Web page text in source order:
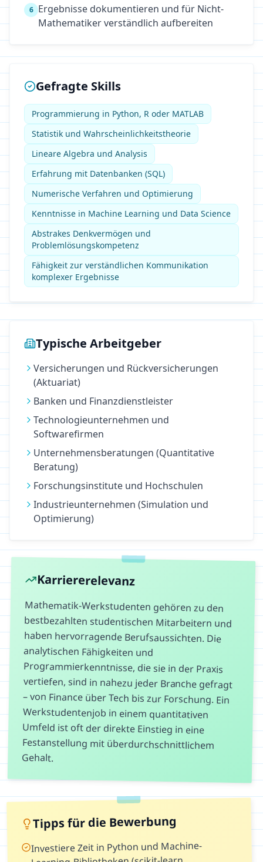
6 Ergebnisse dokumentieren und für Nicht-
Mathematiker verständlich aufbereiten
Gefragte Skills
Programmierung in Python, R oder MATLAB
Statistik und Wahrscheinlichkeitstheorie
Lineare Algebra und Analysis
Erfahrung mit Datenbanken (SQL)
Numerische Verfahren und Optimierung
Kenntnisse in Machine Learning und Data Science
Abstrakes Denkvermögen und
Problemlösungskompetenz
Fähigkeit zur verständlichen Kommunikation
komplexer Ergebnisse
Typische Arbeitgeber
Versicherungen und Rückversicherungen
(Aktuariat)
Banken und Finanzdienstleister
Technologieunternehmen und
Softwarefirmen
Unternehmensberatungen (Quantitative
Beratung)
Forschungsinstitute und Hochschulen
Industrieunternehmen (Simulation und
Optimierung)
Karriererelevanz
Mathematik-Werkstudenten gehören zu den
bestbezahlten studentischen Mitarbeitern und
haben hervorragende Berufsaussichten. Die
analytischen Fähigkeiten und
Programmierkenntnisse, die sie in der Praxis
vertiefen, sind in nahezu jeder Branche gefragt
– von Finance über Tech bis zur Forschung. Ein
Werkstudentenjob in einem quantitativen
Umfeld ist oft der direkte Einstieg in eine
Festanstellung mit überdurchschnittlichem
Gehalt.
Tipps für die Bewerbung
Investiere Zeit in Python und Machine-